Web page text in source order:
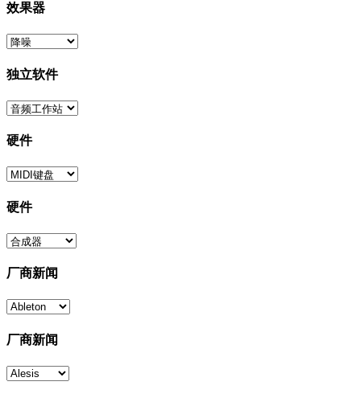
效果器
独立软件
硬件
硬件
厂商新闻
厂商新闻